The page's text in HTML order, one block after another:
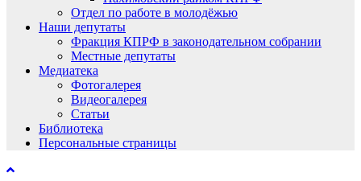
Отдел по работе в молодёжью
Наши депутаты
Фракция КПРФ в законодательном собрании
Местные депутаты
Медиатека
Фотогалерея
Видеогалерея
Статьи
Библиотека
Персональные страницы